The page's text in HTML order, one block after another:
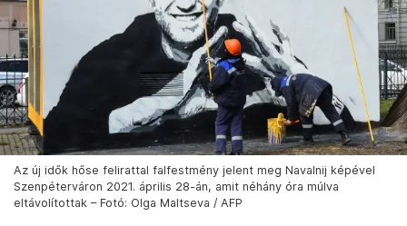
Az új idők hőse felirattal falfestmény jelent meg Navalnij képével
Szenpéterváron 2021. április 28-án, amit néhány óra múlva
eltávolítottak – Fotó: Olga Maltseva / AFP